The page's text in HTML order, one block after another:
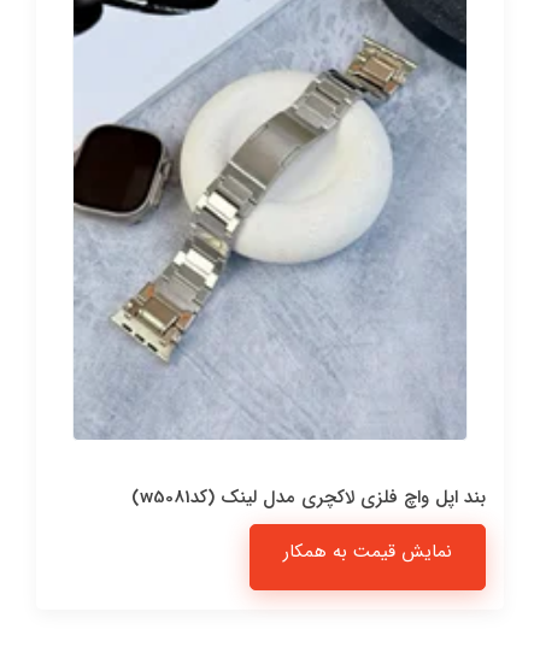
بند اپل واچ فلزی لاکچری مدل لینک (کدw5081)
نمایش قیمت به همکار